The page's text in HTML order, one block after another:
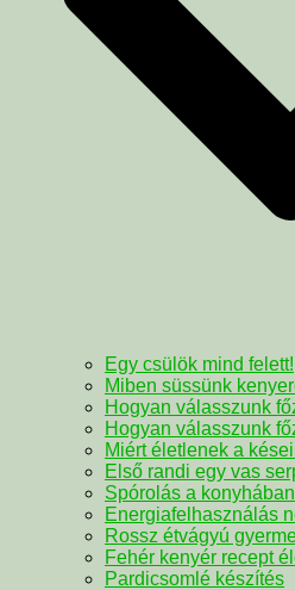
Egy csülök mind felett!
Miben süssünk
Hogyan válasszunk
Hogyan válasszunk
Miért életlenek a
Első randi egy vas
Spórolás a
Energiafelhasználás
Rossz étvágyú
Fehér kenyér recept
Pardicsomlé készítés